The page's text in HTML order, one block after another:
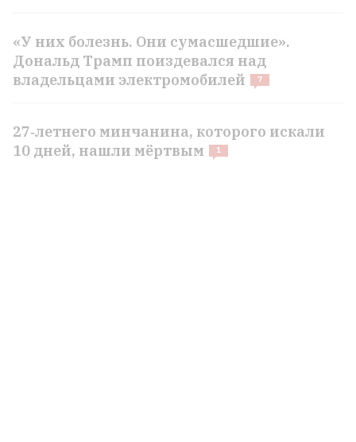
«У них болезнь. Они сумасшедшие».
Дональд Трамп поиздевался над
владельцами электромобилей
7
27‑летнего минчанина, которого искали
10 дней, нашли мёртвым
1